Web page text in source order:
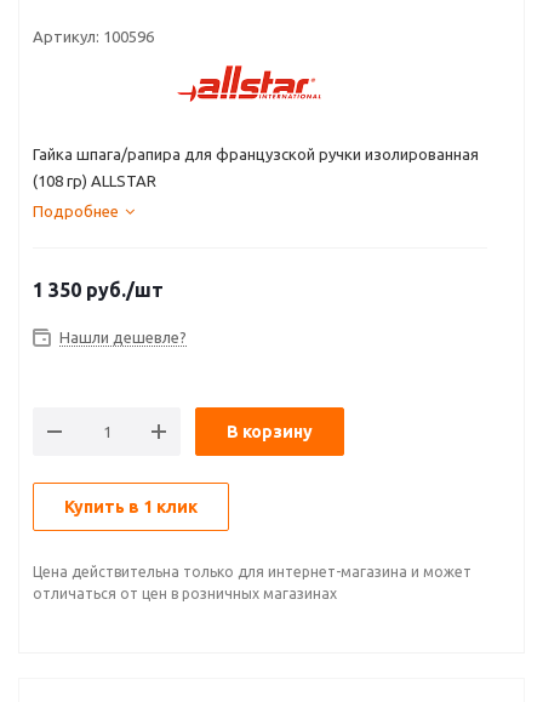
Артикул: 100596
Гайка шпага/рапира для французской ручки изолированная
(108 гр) ALLSTAR
Подробнее
1 350 руб./шт
Нашли дешевле?
В корзину
Купить в 1 клик
Цена действительна только для интернет-магазина и может
отличаться от цен в розничных магазинах